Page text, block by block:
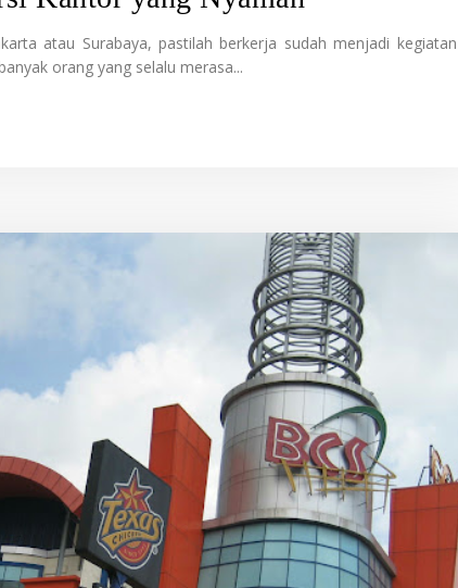
atau Surabaya, pastilah berkerja sudah menjadi kegiatan
orang yang selalu merasa...